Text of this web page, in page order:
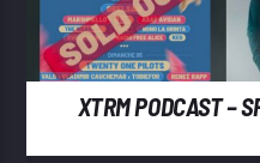
XTRM PODCAST –